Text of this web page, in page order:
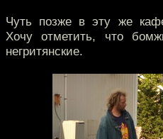
Чуть позже в эту же
Хочу отметить, что
негритянские.